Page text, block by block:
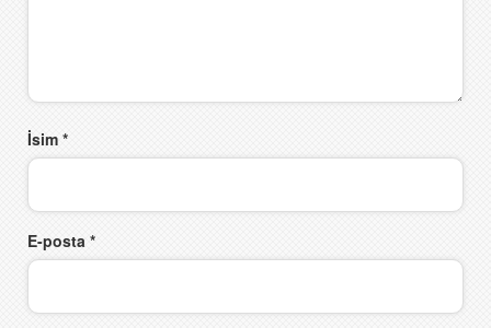
İsim *
E-posta *